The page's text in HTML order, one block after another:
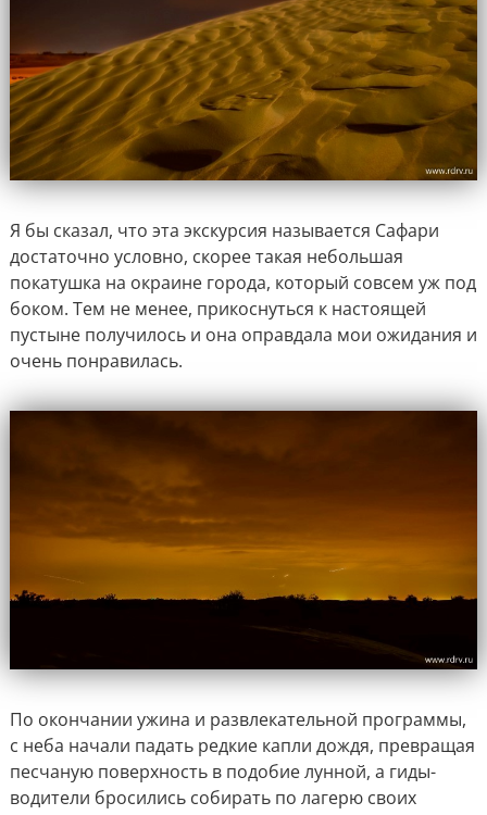
Я бы сказал, что эта экскурсия называется Сафари
достаточно условно, скорее такая небольшая
покатушка на окраине города, который совсем уж под
боком. Тем не менее, прикоснуться к настоящей
пустыне получилось и она оправдала мои ожидания и
очень понравилась.
По окончании ужина и развлекательной программы,
с неба начали падать редкие капли дождя, превращая
песчаную поверхность в подобие лунной, а гиды-
водители бросились собирать по лагерю своих